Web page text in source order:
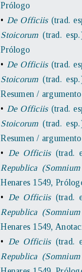
Prólogo
• De Officiis(trad.
Stoicorum(trad.
Prólogo
• De Officiis(trad.
Stoicorum(trad.
Resumen / argumento
• De Officiis(trad.
Stoicorum(trad.
Resumen / argumento
• De Officiis(trad.
Republica
Henares 1549,
• De Officiis(trad.
Republica
Henares 1549,
• De Officiis(trad.
Republica